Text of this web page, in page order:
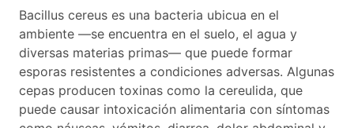
Bacillus cereus es una bacteria ubicua en el
ambiente —se encuentra en el suelo, el agua y
diversas materias primas— que puede formar
esporas resistentes a condiciones adversas. Algunas
cepas producen toxinas como la cereulida, que
puede causar intoxicación alimentaria con síntomas